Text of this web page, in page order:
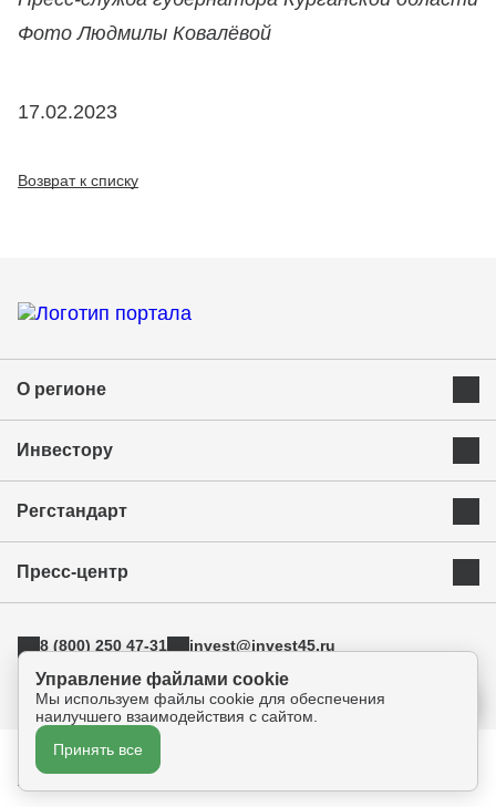
Фото Людмилы Ковалёвой
17.02.2023
Возврат к списку
О регионе
Экономика и ресурсы
Успешные бренды Курганской области
Инвестиционная команда региона
Инвестору
Приоритетные инвестиционные направления
Истории успеха
Поддержка экспорта
Инновации
Креативные индустрии
Регстандарт
Свод инвестиционных правил
Пресс-центр
Фотогалерея
Медиа
Прямая связь
8 (800) 250 47-31
invest@invest45.ru
г. Курган, ул. Бурова-Петрова 112а, оф.325
Политика конфиденциальности
Согласие на обработку персональных данных
Управление файлами cookie
Мы используем файлы cookie для обеспечения
наилучшего взаимодействия с сайтом.
Принять все